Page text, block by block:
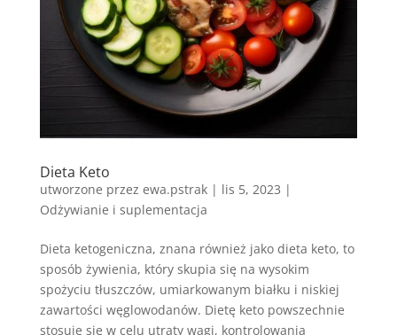
Dieta Keto
utworzone przez ewa.pstrak| lis 5, 2023 |
Odżywianie i suplementacja
Dieta ketogeniczna, znana również jako dieta keto, to
sposób żywienia, który skupia się na wysokim
spożyciu tłuszczów, umiarkowanym białku i niskiej
zawartości węglowodanów. Dietę keto powszechnie
stosuje się w celu utraty wagi, kontrolowania